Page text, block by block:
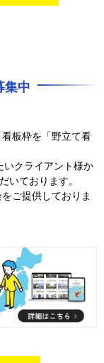
集中
板枠を「野立て看
いクライアント様か
いております。
ご提供しておりま